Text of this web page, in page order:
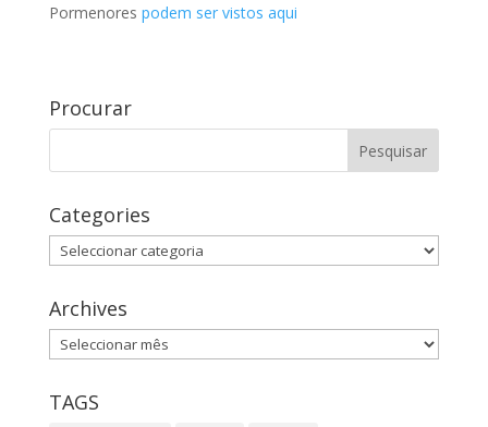
Pormenores podem ser vistos aqui
Procurar
Categories
Categories
Archives
Archives
TAGS